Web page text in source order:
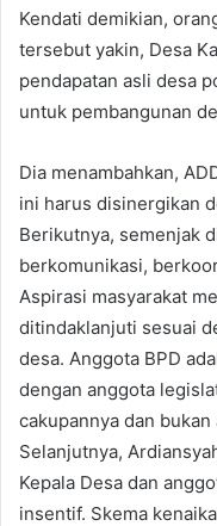
Kendati demikian,
tersebut yakin, Desa
pendapatan asli desa
untuk pembangunan
Dia menambahkan,
ini harus disinergikan
Berikutnya, semenjak
berkomunikasi,
Aspirasi masyarakat
ditindaklanjuti sesuai
desa. Anggota BPD
dengan anggota
cakupannya dan
Selanjutnya,
Kepala Desa dan
insentif. Skema